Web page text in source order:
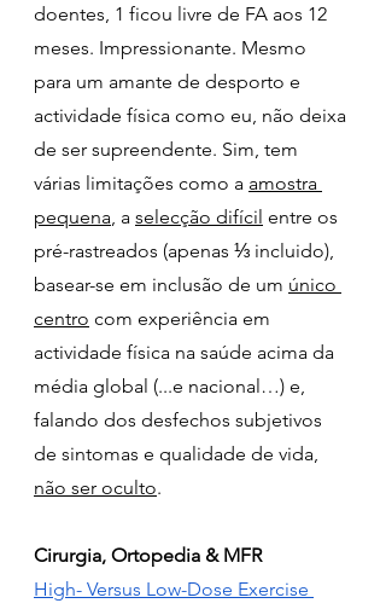
doentes, 1 ficou livre de FA aos 12
meses. Impressionante. Mesmo
para um amante de desporto e
actividade física como eu, não deixa
de ser supreendente. Sim, tem
várias limitações como a amostra
pequena , a selecção difícil entre os
pré-rastreados (apenas ⅓ incluido),
basear-se em inclusão de um único
centro com experiência em
actividade física na saúde acima da
média global (...e nacional…) e,
falando dos desfechos subjetivos
de sintomas e qualidade de vida,
não ser oculto.
Cirurgia, Ortopedia & MFR
High- Versus Low-Dose Exercise